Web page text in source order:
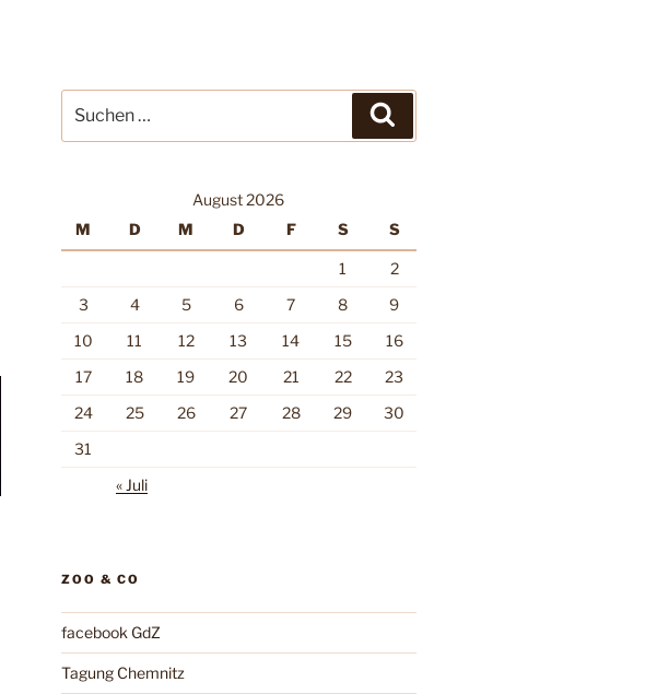
nach:
August 2026
M
D M D F S S
1
2
3
4 5 6 7 8
9
10
11 12 13 14 15
16
17
18 19 20 21 22
23
24
25 26 27 28 29
30
31
« Juli
ZOO & CO
facebook GdZ
Tagung Chemnitz